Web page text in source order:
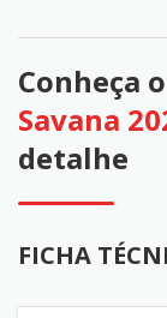
Conheça o
Savana
detalhe
FICHA